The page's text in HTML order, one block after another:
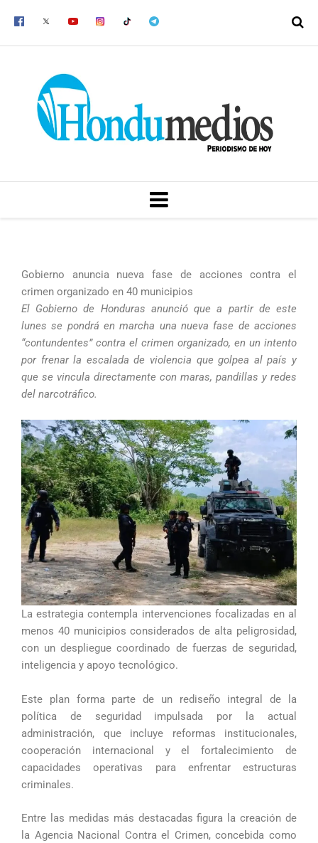
MENU
Gobierno anuncia nueva fase de acciones contra el
crimen organizado en 40 municipios
El Gobierno de Honduras anunció que a partir de este
lunes se pondrá en marcha una nueva fase de acciones
“contundentes” contra el crimen organizado, en un intento
por frenar la escalada de violencia que golpea al país y
que se vincula directamente con maras, pandillas y redes
del narcotráfico.
La estrategia contempla intervenciones focalizadas en al
menos 40 municipios considerados de alta peligrosidad,
con un despliegue coordinado de fuerzas de seguridad,
inteligencia y apoyo tecnológico.
Este plan forma parte de un rediseño integral de la
política de seguridad impulsada por la actual
administración, que incluye reformas institucionales,
cooperación internacional y el fortalecimiento de
capacidades operativas para enfrentar estructuras
criminales.
Entre las medidas más destacadas figura la creación de
la Agencia Nacional Contra el Crimen, concebida como